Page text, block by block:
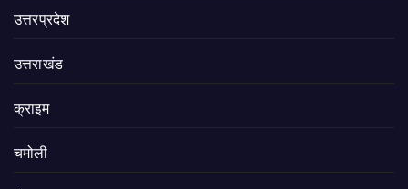
उत्तरप्रदेश
उत्तराखंड
क्राइम
चमोली